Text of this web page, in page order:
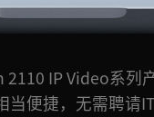
IP Video系列
当便捷，无需聘请